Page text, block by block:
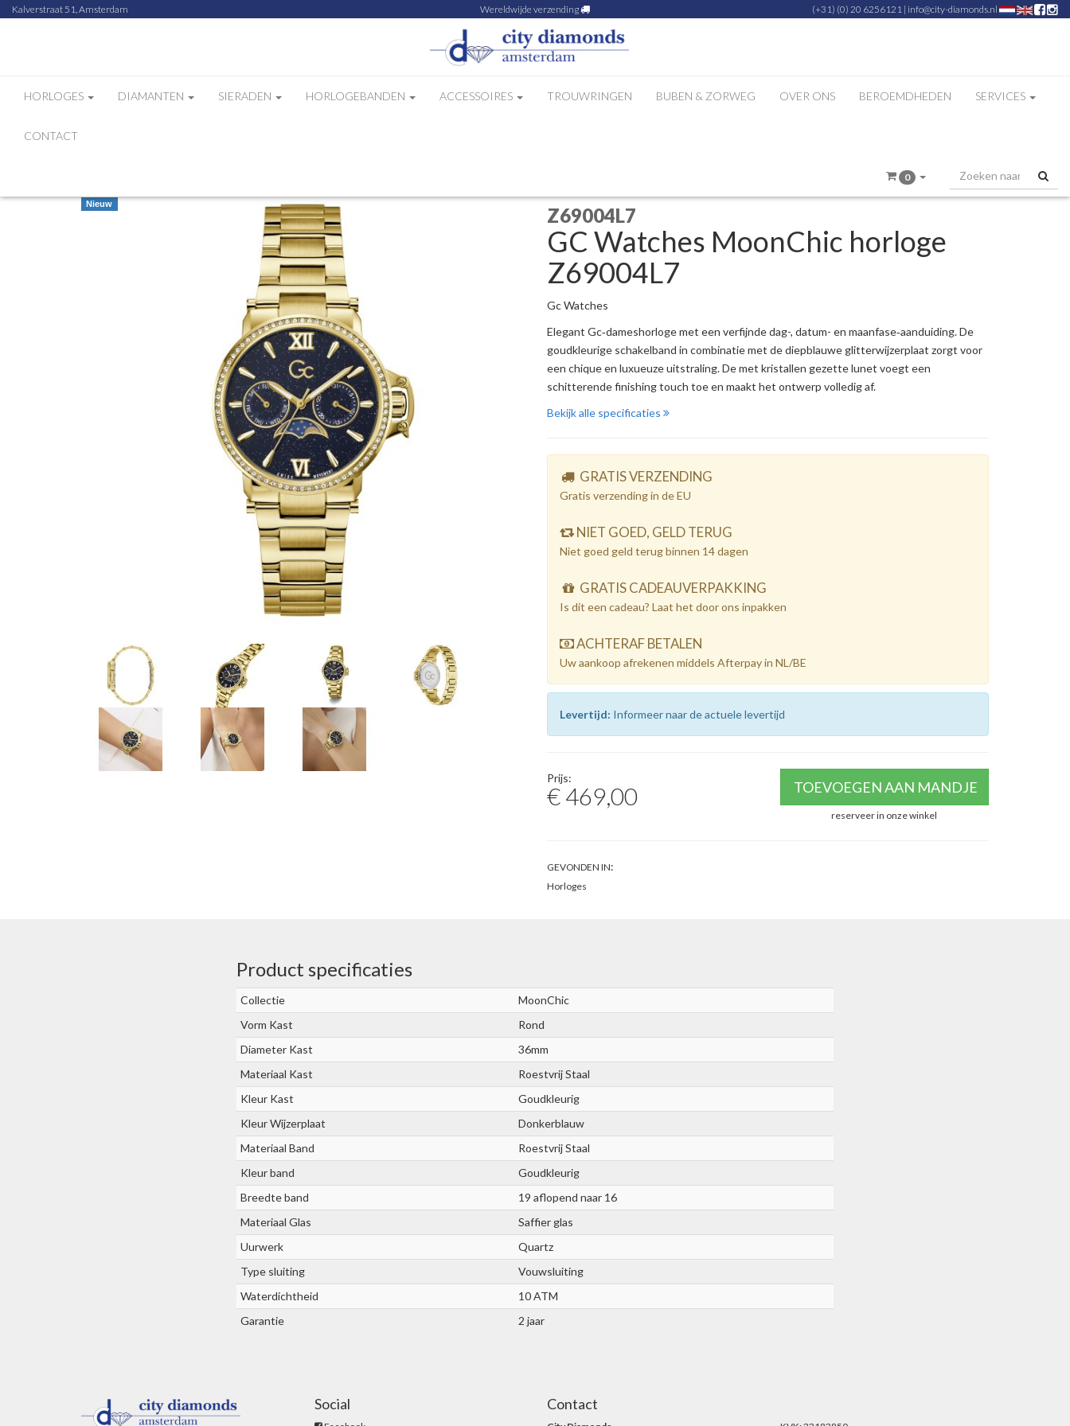
Kalverstraat 51, Amsterdam Wereldwijde verzending (+31) (0) 20 6256121 | info@city-diamonds.nl
HORLOGES DIAMANTEN SIERADEN HORLOGEBANDEN ACCESSOIRES TROUWRINGEN BUBEN & ZORWEG OVER ONS BEROEMDHEDEN SERVICES
CONTACT
0
Nieuw Z69004L7
GC Watches MoonChic horloge
Z69004L7
Gc Watches
Elegant Gc‑dameshorloge met een verfijnde dag-, datum- en maanfase‑aanduiding. De
goudkleurige schakelband in combinatie met de diepblauwe glitterwijzerplaat zorgt voor
een chique en luxueuze uitstraling. De met kristallen gezette lunet voegt een
schitterende finishing touch toe en maakt het ontwerp volledig af.
Bekijk alle specificaties
GRATIS VERZENDING
Gratis verzending in de EU
NIET GOED, GELD TERUG
Niet goed geld terug binnen 14 dagen
GRATIS CADEAUVERPAKKING
Is dit een cadeau? Laat het door ons inpakken
ACHTERAF BETALEN
Uw aankoop afrekenen middels Afterpay in NL/BE
Levertijd: Informeer naar de actuele levertijd
Prijs:
€ 469,00 TOEVOEGEN AAN MANDJE
reserveer in onze winkel
GEVONDEN IN:
Horloges
Product specificaties
Collectie
MoonChic
Vorm Kast
Rond
Diameter Kast
36mm
Materiaal Kast
Roestvrij Staal
Kleur Kast
Goudkleurig
Kleur Wijzerplaat
Donkerblauw
Materiaal Band
Roestvrij Staal
Kleur band
Goudkleurig
Breedte band
19 aflopend naar 16
Materiaal Glas
Saffier glas
Uurwerk
Quartz
Type sluiting
Vouwsluiting
Waterdichtheid
10 ATM
Garantie
2 jaar
Social Contact